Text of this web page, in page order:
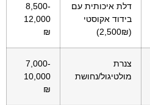
דלת איכותית עם
בידוד אקוסטי
(2,500₪)
8,500-
12,000
₪
צנרת
מולטיגול/נחושת
7,000-
10,000
₪